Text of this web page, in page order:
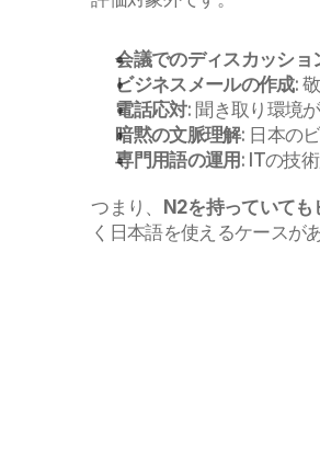
会議でのディスカッショ
ビジネスメールの作成:
電話応対: 聞き取り環境
暗黙の文脈理解: 日本の
専門用語の運用 : ITの技
つまり、 N2を持っていて
く日本語を使えるケースが